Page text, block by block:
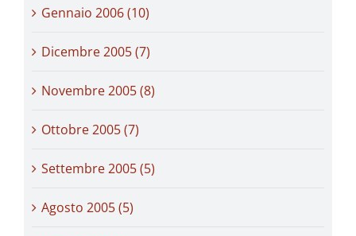
Gennaio 2006 (10)
Dicembre 2005 (7)
Novembre 2005 (8)
Ottobre 2005 (7)
Settembre 2005 (5)
Agosto 2005 (5)